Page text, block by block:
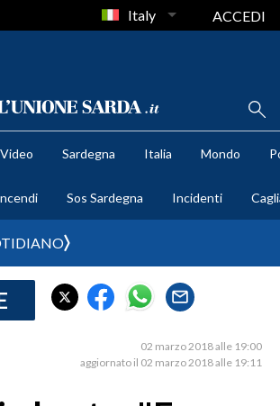
Italy ACCEDI
Video Sardegna Italia Mondo
Sos Sardegna Incidenti
02 marzo 2018 alle 19:00
aggiornato il 02 marzo 2018 alle 19:11